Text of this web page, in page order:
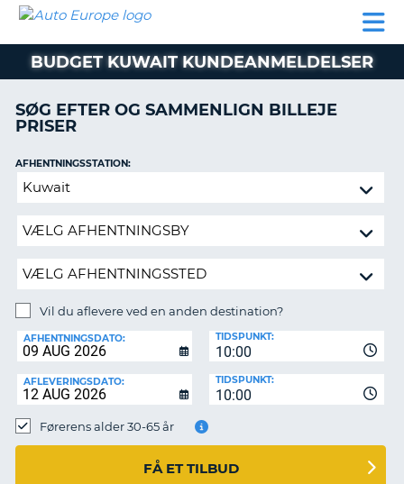
BILUDLEJNING
AUTOCAMPER
AUTO
EUROPE
BILUDLEJNING
AUTOCAMPER
LEJE
SUPPORT
MIN
DANMARK
BUDGET KUWAIT KUNDEANMELDELSER
SØG EFTER OG SAMMENLIGN BILLEJE
PRISER
Vil
aflevere
anden
destination?
AFHENTNINGSSTATION:
Vil du aflevere ved en anden destination?
AFHENTNINGSDATO:
10:00
TIDSPUNKT:
AFLEVERINGSDATO:
10:00
TIDSPUNKT:
Førerens alder 30-65 år
FÅ ET TILBUD